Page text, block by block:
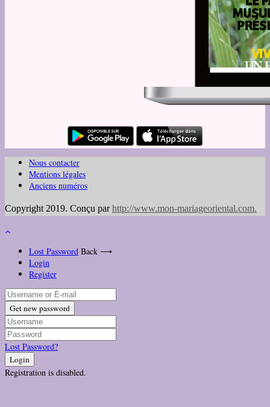
Nous contacter
Mentions légales
Anciens numéros
Copyright 2019. Conçu parhttp://www.mon-mariageoriental.com.
Lost Password Back ⟶
Login
Register
Get new password
Lost Password?
Login
Registration is disabled.